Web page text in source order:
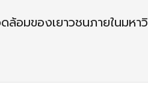
มของเยาวชนภายในมหา